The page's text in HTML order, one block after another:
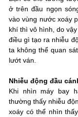
ở trên đầu ngọn
vào vùng nước xoáy
khí thì vô hình, do
điều gì tạo ra nhiễu
ta không thể quan
lướt ván.
Nhiễu động đầu
Khi nhìn máy bay
thường thấy nhiễu
xoáy có thể nhìn